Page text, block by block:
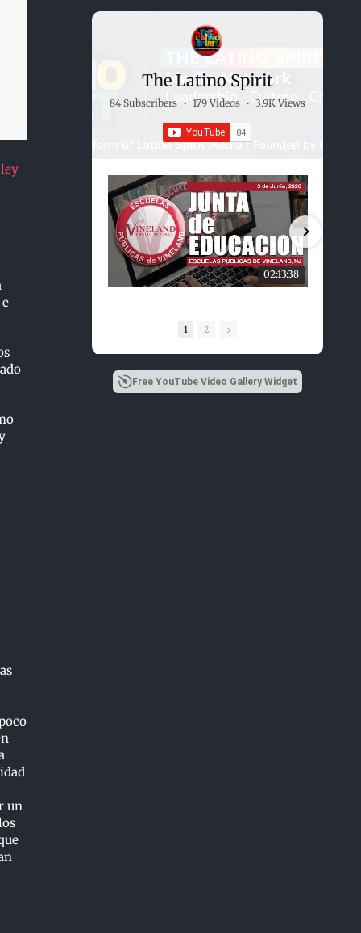
un
The Latino Spirit
84 Subscribers • 179 Videos • 3.9K Views
02:13:38
1 2
Free YouTube Video Gallery Widget